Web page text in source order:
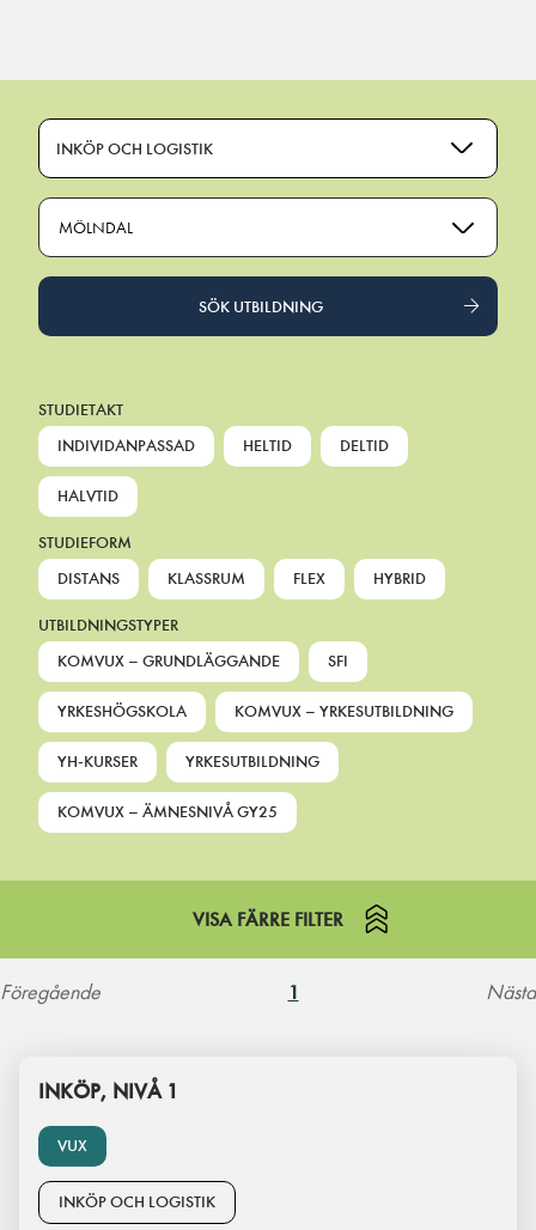
INKÖP OCH LOGISTIK
MÖLNDAL
SÖK UTBILDNING
STUDIETAKT
INDIVIDANPASSAD
HELTID DELTID
HALVTID
STUDIEFORM
DISTANS
KLASSRUM FLEX HYBRID
UTBILDNINGSTYPER
KOMVUX – GRUNDLÄGGANDE
SFI
YRKESHÖGSKOLA KOMVUX – YRKESUTBILDNING
YH-KURSER YRKESUTBILDNING
KOMVUX – ÄMNESNIVÅ GY25
VISA FÄRRE FILTER
Föregående 1 Nästa
VUX
INKÖP, NIVÅ 1
INKÖP OCH LOGISTIK